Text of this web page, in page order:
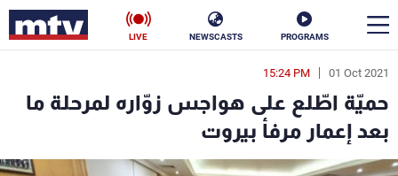
PROGRAMS
NEWSCASTS
LIVE
01 Oct 2021
15:24 PM
حميّة اطّلع على هواجس زوّاره لمرحلة ما
بعد إعمار مرفأ بيروت
en
الأخبار
سياسة ناس